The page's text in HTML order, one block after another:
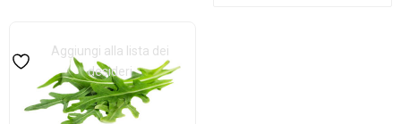
Aggiungi alla lista dei
desideri